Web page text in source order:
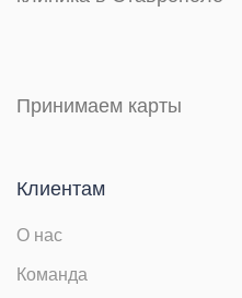
Принимаем карты
Клиентам
О нас
Команда